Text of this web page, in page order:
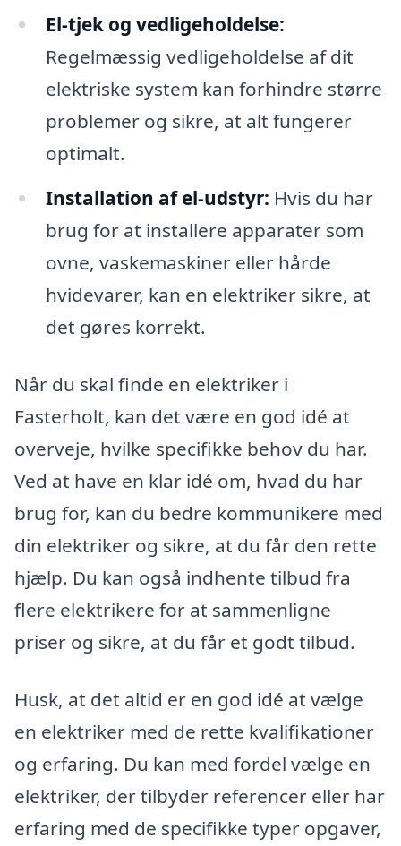
El-tjek og vedligeholdelse:
Regelmæssig vedligeholdelse af dit
elektriske system kan forhindre større
problemer og sikre, at alt fungerer
optimalt.
Installation af el-udstyr: Hvis du har
brug for at installere apparater som
ovne, vaskemaskiner eller hårde
hvidevarer, kan en elektriker sikre, at
det gøres korrekt.
Når du skal finde en elektriker i
Fasterholt, kan det være en god idé at
overveje, hvilke specifikke behov du har.
Ved at have en klar idé om, hvad du har
brug for, kan du bedre kommunikere med
din elektriker og sikre, at du får den rette
hjælp. Du kan også indhente tilbud fra
flere elektrikere for at sammenligne
priser og sikre, at du får et godt tilbud.
Husk, at det altid er en god idé at vælge
en elektriker med de rette kvalifikationer
og erfaring. Du kan med fordel vælge en
elektriker, der tilbyder referencer eller har
erfaring med de specifikke typer opgaver,